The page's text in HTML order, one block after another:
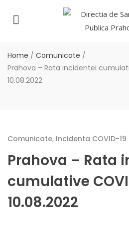
Home / Comunicate /
Prahova – Rata incidentei
10.08.2022
Comunicate, Incidenta COVID-19
Prahova – Rata
cumulative
10.08.2022